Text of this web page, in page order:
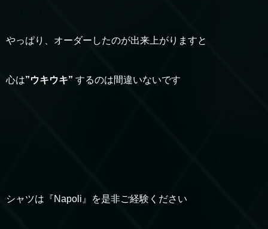
やっぱり、オーダーしたのが出来上がりますと
心は”ウキウキ” するのは間違いないです
シャツは『Napoli』を是非ご経験ください